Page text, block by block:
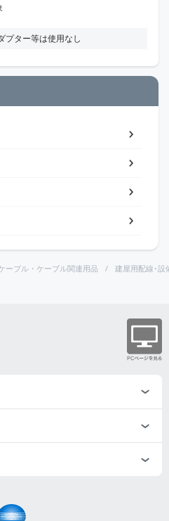
プター等は使用なし
ーブル・ケーブル関連用品 建屋用配線･設